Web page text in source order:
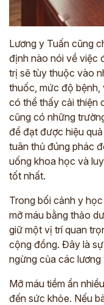
Lương y Tuấn cũng
định nào nói về việc
trị sẽ tùy thuộc vào
thuốc, mức độ bệnh,
có thể thấy cải thiện
cũng có những
để đạt được hiệu
tuân thủ đúng phác
uống khoa học và
tốt nhất.
Trong bối cảnh y
mỡ máu bằng thảo
giữ một vị trí quan
cộng đồng. Đây là
ngừng của các lương
Mỡ máu tiềm ẩn
đến sức khỏe. Nếu